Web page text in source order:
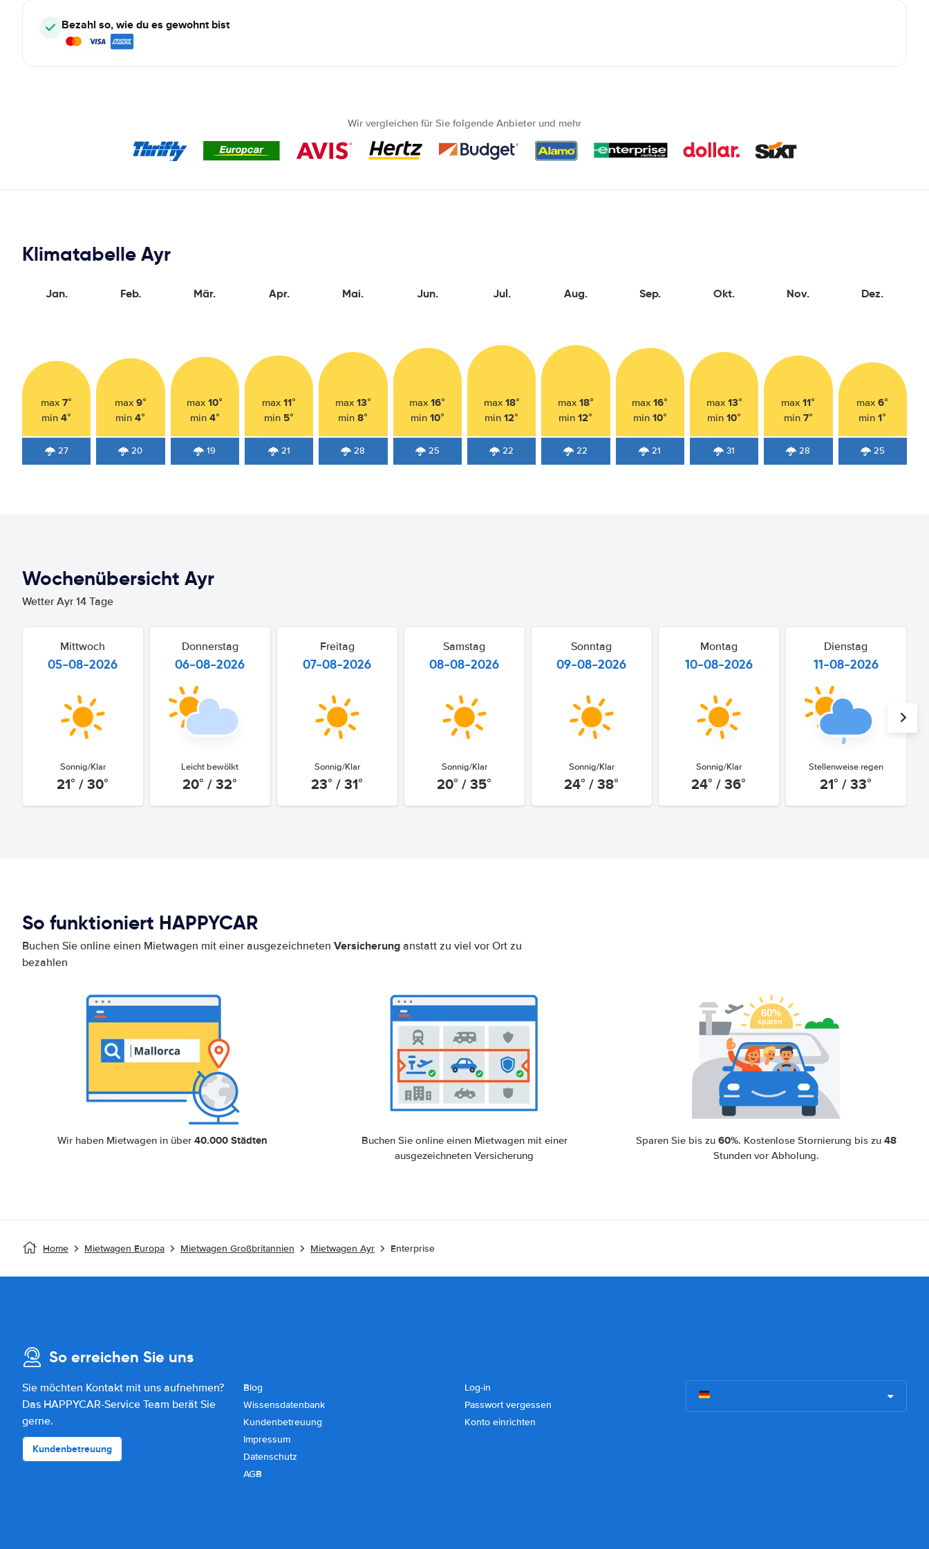
Bezahl so, wie du es gewohnt bist
Wir vergleichen für Sie folgende Anbieter und mehr
Klimatabelle Ayr
Jan.
max7°
min4°
27
Feb.
max 9°
min4°
20
Mär.
max10°
min 4°
19
Apr.
max11°
min 5°
21
Mai.
max 13°
min8°
28
Jun.
max16°
min 10°
25
Jul.
max 18°
min12°
22
Aug.
max 18°
min12°
22
Sep.
max16°
min 10°
21
Okt.
max 13°
min10°
31
Nov.
max11°
min 7°
28
Dez.
max6°
min1°
25
Wochenübersicht Ayr
Wetter Ayr 14 Tage
Mittwoch
05-08-2026
Sonnig/Klar
21° / 30°
Donnerstag
06-08-2026
Leicht bewölkt
20° / 32°
Freitag
07-08-2026
Sonnig/Klar
23° / 31°
Samstag
08-08-2026
Sonnig/Klar
20° / 35°
Sonntag
09-08-2026
Sonnig/Klar
24° / 38°
Montag
10-08-2026
Sonnig/Klar
24° / 36°
Dienstag
11-08-2026
Stellenweise regen
21° / 33°
So funktioniert HAPPYCAR
Buchen Sie online einen Mietwagen mit einer ausgezeichneten Versicherung anstatt zu viel vor Ort zu
bezahlen
Wir haben Mietwagen in über40.000 Städten
Buchen Sie online einen Mietwagen mit einer
ausgezeichneten Versicherung
Sparen Sie bis zu60%. Kostenlose Stornierung bis zu48
Stunden vor Abholung.
Home Mietwagen Europa Mietwagen Großbritannien Mietwagen Ayr Enterprise
So erreichen Sie uns
Sie möchten Kontakt mit uns aufnehmen?
Das HAPPYCAR-Service Team berät Sie
gerne.
Kundenbetreuung
Blog
Wissensdatenbank
Kundenbetreuung
Impressum
Datenschutz
AGB
Log-in
Passwort vergessen
Konto einrichten